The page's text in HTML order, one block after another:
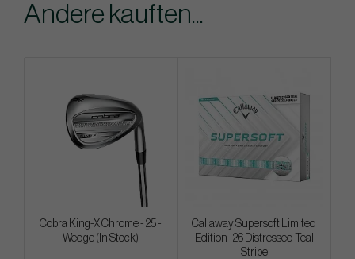
Andere kauften...
Cobra King-X Chrome - 25 -
Wedge (In Stock)
Callaway Supersoft Limited
Edition -26 Distressed Teal
Stripe